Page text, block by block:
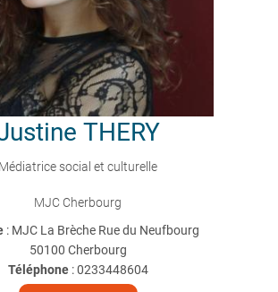
THERY
Médiatrice social et culturelle
MJC Cherbourg
: MJC La Brèche Rue du Neufbourg
50100 Cherbourg
Téléphone:0233448604